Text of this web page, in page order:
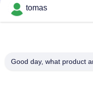
Διεύθυνση
Industrial Park
tomas
Good day, what product